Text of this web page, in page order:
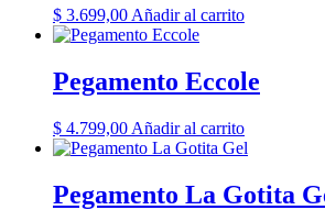
$ 3.699,00 Añadir al carrito
Pegamento Eccole
$ 4.799,00 Añadir al carrito
Pegamento La Gotita